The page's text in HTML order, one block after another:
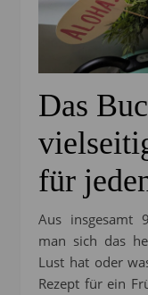
Das
für
Aus insgesamt
man sich das
Lust hat oder
Rezept für ein